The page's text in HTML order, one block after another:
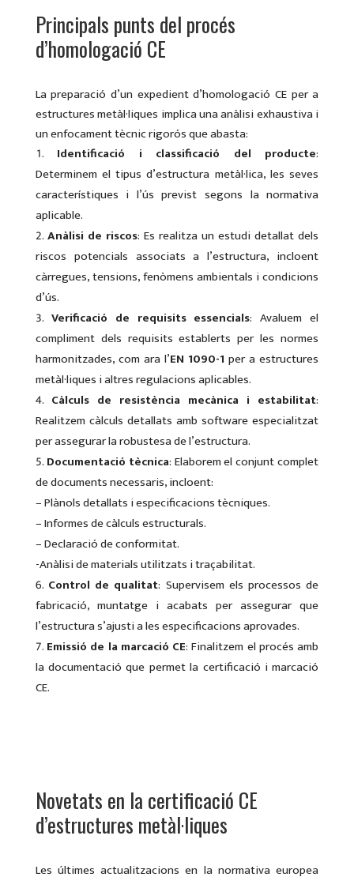
Principals punts del procés
d’homologació CE
La preparació d’un expedient d’homologació CE per a
estructures metàl·liques implica una anàlisi exhaustiva i
un enfocament tècnic rigorós que abasta:
Identificació i classificació del producte:
Determinem el tipus d’estructura metàl·lica, les seves
característiques i l’ús previst segons la normativa
aplicable.
Anàlisi de riscos: Es realitza un estudi detallat dels
riscos potencials associats a l’estructura, incloent
càrregues, tensions, fenòmens ambientals i condicions
d’ús.
Verificació de requisits essencials: Avaluem el
compliment dels requisits establerts per les normes
harmonitzades, com ara l’EN 1090-1 per a estructures
metàl·liques i altres regulacions aplicables.
Càlculs de resistència mecànica i estabilitat:
Realitzem càlculs detallats amb software especialitzat
per assegurar la robustesa de l’estructura.
Documentació tècnica: Elaborem el conjunt complet
de documents necessaris, incloent:
– Plànols detallats i especificacions tècniques.
– Informes de càlculs estructurals.
– Declaració de conformitat.
-Anàlisi de materials utilitzats i traçabilitat.
Control de qualitat: Supervisem els processos de
fabricació, muntatge i acabats per assegurar que
l’estructura s’ajusti a les especificacions aprovades.
Emissió de la marcació CE: Finalitzem el procés amb
la documentació que permet la certificació i marcació
CE.
Novetats en la certificació CE
d’estructures metàl·liques
Les últimes actualitzacions en la normativa europea